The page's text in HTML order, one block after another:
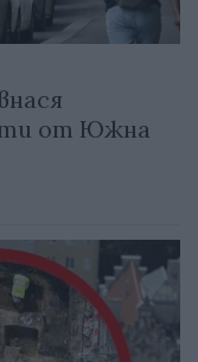
от Южна